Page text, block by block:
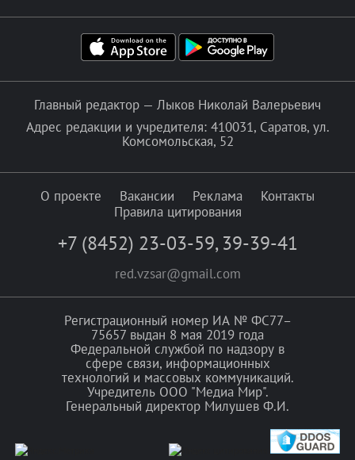
Главный редактор — Лыков Николай Валерьевич
Адрес редакции и учредителя: 410031, Саратов, ул.
Комсомольская, 52
О проекте Вакансии Реклама
Контакты
Правила цитирования
+7 (8452) 23-03-59, 39-39-41
red.vzsar@gmail.com
Регистрационный номер ИА № ФС77–
75657 выдан 8 мая 2019 года
Федеральной службой по надзору в
сфере связи, информационных
технологий и массовых коммуникаций.
Учредитель ООО "Медиа Мир".
Генеральный директор Милушев Ф.И.